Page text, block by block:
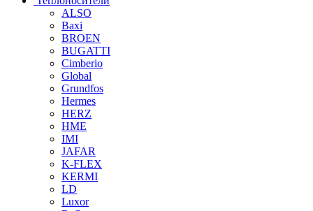
ALSO
Baxi
BROEN
BUGATTI
Cimberio
Global
Grundfos
Hermes
HERZ
HME
IMI
JAFAR
K-FLEX
KERMI
LD
Luxor